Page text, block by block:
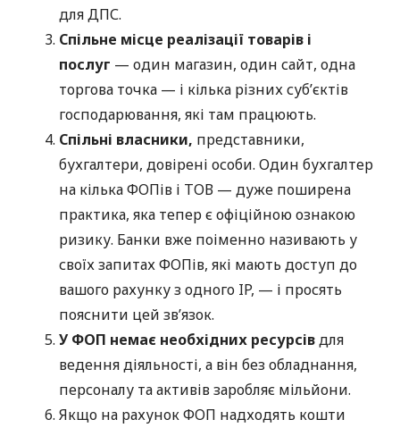
для ДПС.
Спільне місце реалізації товарів і
послуг — один магазин, один сайт, одна
торгова точка — і кілька різних суб’єктів
господарювання, які там працюють.
Спільні власники, представники,
бухгалтери, довірені особи. Один бухгалтер
на кілька ФОПів і ТОВ — дуже поширена
практика, яка тепер є офіційною ознакою
ризику. Банки вже поіменно називають у
своїх запитах ФОПів, які мають доступ до
вашого рахунку з одного IP, — і просять
пояснити цей зв’язок.
У ФОП немає необхідних ресурсівдля
ведення діяльності, а він без обладнання,
персоналу та активів заробляє мільйони.
Якщо на рахунок ФОП надходять кошти